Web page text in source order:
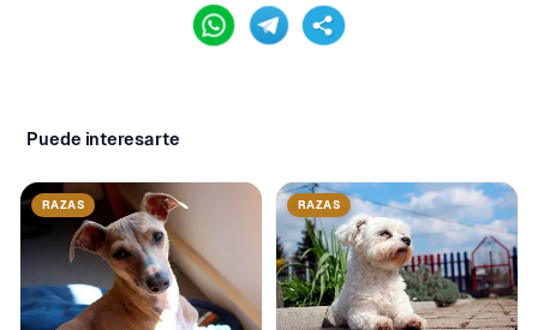
Puede interesarte
RAZAS RAZAS